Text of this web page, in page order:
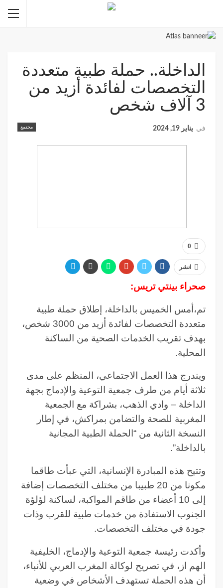
الداخلة.. حملة طبية متعددة
التخصصات لفائدة أزيد من
3 آلاف شخص
مجتمع في يناير 19, 2024
0
انشر
صحراء بينتي تريس:
تم،أمس الخميس بالداخلة، إطلاق حملة طبية
متعددة التخصصات لفائدة أزيد من 3000 شخص،
بهدف تقريب الخدمات الصحية من الساكنة
المحلية.
ويندرج هذا العمل الاجتماعي، المنظم على مدى
ثلاثة أيام من طرف جمعية التوعية والإدماج بجهة
الداخلة – وادي الذهب، بشراكة مع الجمعية
المغربية للصحة والتضامن بمراكش، في إطار
النسخة الثانية من “الحملة الطبية المجانية
بالداخلة”.
وتتيح هذه المبادرة الإنسانية، التي عبأت طاقما
مكونا من 20 طبيبا من مختلف التخصصات إضافة
إلى 10 أعضاء من طاقم المواكبة، لساكنة لؤلؤة
الجنوب الاستفادة من خدمات طبية للقرب وذات
جودة في مختلف التخصصات.
وأكدت رئيسة جمعية التوعية والإدماج، الخليفية
الهم از، في تصريح لوكالة المغرب العربي للأنباء،
أن هذه الحملة تستهدف الأشخاص في وضعية